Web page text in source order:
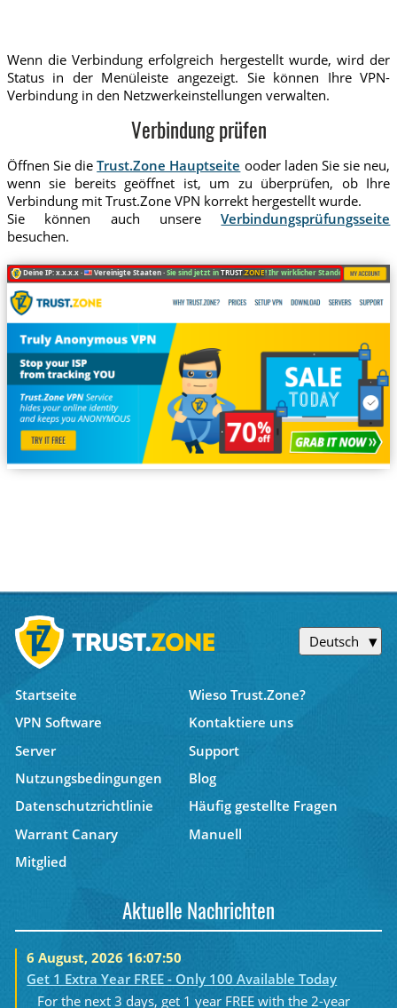
Wenn die Verbindung erfolgreich hergestellt wurde, wird der
Status in der Menüleiste angezeigt. Sie können Ihre VPN-
Verbindung in den Netzwerkeinstellungen verwalten.
Verbindung prüfen
Öffnen Sie dieTrust.Zone Hauptseite ooder laden Sie sie neu,
wenn sie bereits geöffnet ist, um zu überprüfen, ob Ihre
Verbindung mit Trust.Zone VPN korrekt hergestellt wurde.
Sie können auch unsereVerbindungsprüfungsseite
besuchen.
Deine IP: x.x.x.x · Vereinigte Staaten ·Sie sind jetzt inTRUST.ZONE! Ihr wirklicher Standort ist
Deutsch
Startseite
Wieso Trust.Zone?
VPN Software
Kontaktiere uns
Server
Support
Nutzungsbedingungen
Blog
Datenschutzrichtlinie
Häufig gestellte Fragen
Warrant Canary
Manuell
Mitglied
Aktuelle Nachrichten
6 August, 2026 16:07:50
Get 1 Extra Year FREE - Only 100 Available Today
For the next 3 days, get 1 year FREE with the 2-year